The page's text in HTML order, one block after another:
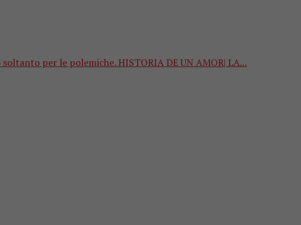
per le polemiche. HISTORIA DE UN AMOR| LA...